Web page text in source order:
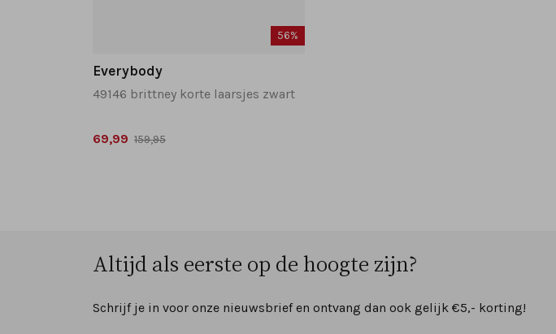
56%
Everybody
49146 brittney korte laarsjes zwart
69,99 159,95
Altijd als eerste op de hoogte zijn?
Schrijf je in voor onze nieuwsbrief en ontvang dan ook gelijk €5,- korting!